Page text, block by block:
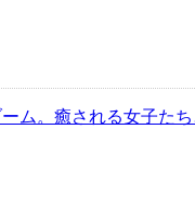
ーム。癒される女子た